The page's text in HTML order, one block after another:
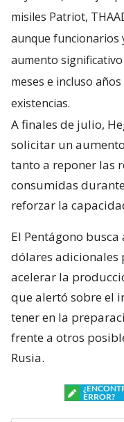
misiles Patriot,
aunque funcionarios
aumento
meses e incluso
existencias.
A finales de julio,
solicitar un
tanto a reponer las
consumidas
reforzar la
El Pentágono
dólares adicionales
acelerar la
que alertó sobre el
tener en la
frente a otros
Rusia.
ERROR?